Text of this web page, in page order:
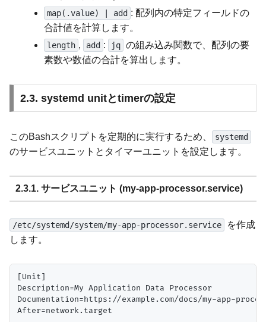
map(.value) | add : 配列内の特定フィールドの
合計値を計算します。
length , add : jq の組み込み関数で、配列の要
素数や数値の合計を算出します。
2.3. systemd unitとtimerの設定
このBashスクリプトを定期的に実行するため、 systemd
のサービスユニットとタイマーユニットを設定します。
2.3.1. サービスユニット (my-app-processor.service)
/etc/systemd/system/my-app-processor.service
を作成
します。
[Unit]
Description=My Application Data Processor
Documentation=https://example.com/docs/my-app-
After=network.target